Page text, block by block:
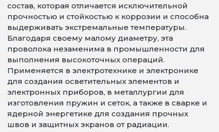
состав, которая отличается исключительной
прочностью и стойкостью к коррозии и способна
выдерживать экстремальные температуры.
Благодаря своему малому диаметру, эта
проволока незаменима в промышленности для
выполнения высокоточных операций.
Применяется в электротехнике и электронике
для создания осветительных элементов и
электронных приборов, в металлургии для
изготовления пружин и сеток, а также в сварке и
ядерной энергетике для создания прочных
швов и защитных экранов от радиации.